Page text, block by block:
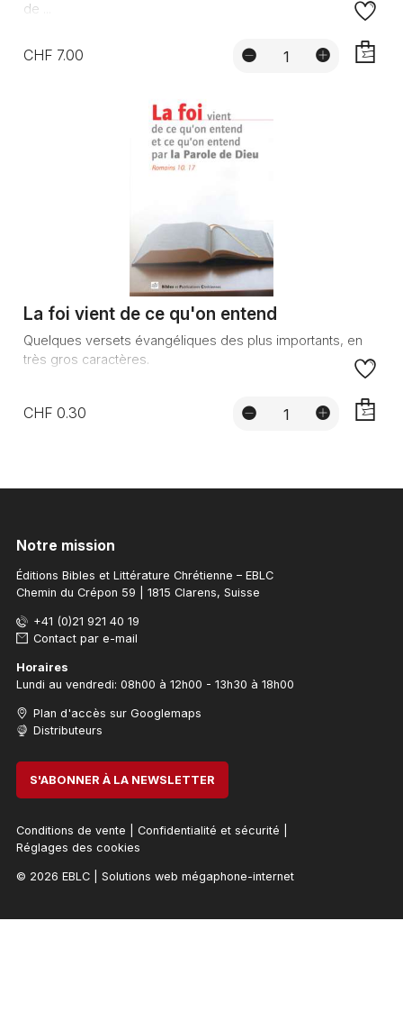
de ...
CHF 7.00
La foi vient de ce qu'on entend
Quelques versets évangéliques des plus importants, en
très gros caractères.
CHF 0.30
Notre mission
Éditions Bibles et Littérature Chrétienne – EBLC
Chemin du Crépon 59 | 1815 Clarens, Suisse
+41 (0)21 921 40 19
Contact par e-mail
Horaires
Lundi au vendredi: 08h00 à 12h00 - 13h30 à 18h00
Plan d'accès sur Googlemaps
Distributeurs
S'ABONNER À LA NEWSLETTER
Conditions de vente Confidentialité et sécurité
Réglages des cookies
© 2026 EBLC| Solutions web mégaphone-internet